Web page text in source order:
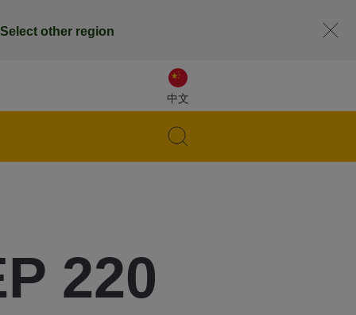
中文
Select other region
220